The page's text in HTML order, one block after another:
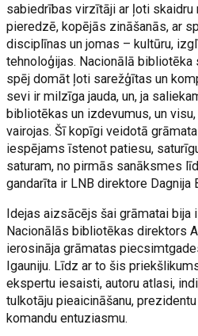
sabiedrības virzītāji ar ļoti skaidru
pieredzē, kopējās zināšanās, ar
disciplīnas un jomas – kultūru,
tehnoloģijas. Nacionālā
spēj domāt ļoti sarežģītas un
sevi ir milzīga jauda, un, ja
bibliotēkas un izdevumus, un
vairojas. Šī kopīgi veidotā
iespējams īstenot patiesu,
saturam, no pirmās sanāksmes
gandarīta ir LNB direktore Dagnija
Idejas aizsācējs šai grāmatai bija
Nacionālās bibliotēkas direktors
ierosināja grāmatas
Igauniju. Līdz ar to šis
ekspertu iesaisti, autoru atlasi,
tulkotāju pieaicināšanu,
komandu entuziasmu.